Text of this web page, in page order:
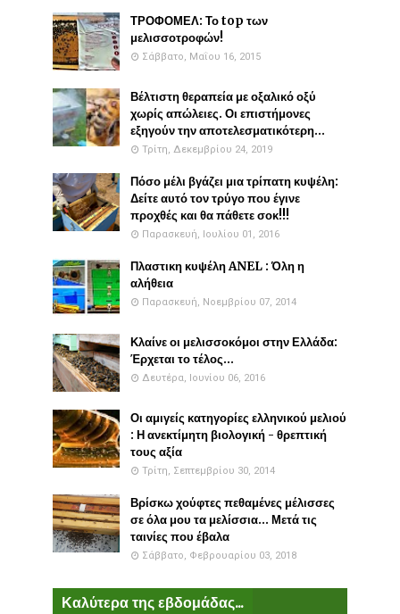
ΤΡΟΦΟΜΕΛ: Το top των
μελισσοτροφών!
Σάββατο, Μαΐου 16, 2015
Βέλτιστη θεραπεία με οξαλικό οξύ
χωρίς απώλειες. Οι επιστήμονες
εξηγούν την αποτελεσματικότερη...
Τρίτη, Δεκεμβρίου 24, 2019
Πόσο μέλι βγάζει μια τρίπατη κυψέλη:
Δείτε αυτό τον τρύγο που έγινε
προχθές και θα πάθετε σοκ!!!
Παρασκευή, Ιουλίου 01, 2016
Πλαστικη κυψέλη ANEL : Όλη η
αλήθεια
Παρασκευή, Νοεμβρίου 07, 2014
Κλαίνε οι μελισσοκόμοι στην Ελλάδα:
Έρχεται το τέλος...
Δευτέρα, Ιουνίου 06, 2016
Οι αμιγείς κατηγορίες ελληνικού μελιού
: Η ανεκτίμητη βιολογική - θρεπτική
τους αξία
Τρίτη, Σεπτεμβρίου 30, 2014
Βρίσκω χούφτες πεθαμένες μέλισσες
σε όλα μου τα μελίσσια... Μετά τις
ταινίες που έβαλα
Σάββατο, Φεβρουαρίου 03, 2018
Καλύτερα της εβδομάδας...